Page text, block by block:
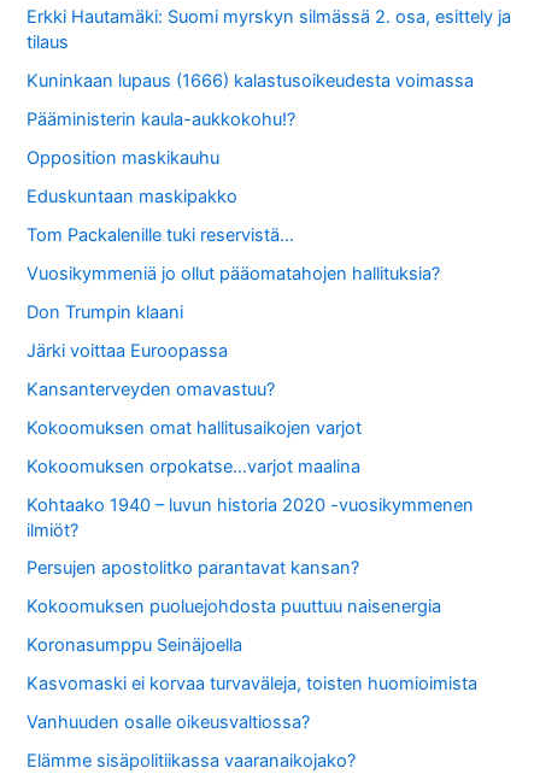
Erkki Hautamäki: Suomi myrskyn silmässä 2. osa, esittely ja
tilaus
Kuninkaan lupaus (1666) kalastusoikeudesta voimassa
Pääministerin kaula-aukkokohu!?
Opposition maskikauhu
Eduskuntaan maskipakko
Tom Packalenille tuki reservistä…
Vuosikymmeniä jo ollut pääomatahojen hallituksia?
Don Trumpin klaani
Järki voittaa Euroopassa
Kansanterveyden omavastuu?
Kokoomuksen omat hallitusaikojen varjot
Kokoomuksen orpokatse…varjot maalina
Kohtaako 1940 – luvun historia 2020 -vuosikymmenen
ilmiöt?
Persujen apostolitko parantavat kansan?
Kokoomuksen puoluejohdosta puuttuu naisenergia
Koronasumppu Seinäjoella
Kasvomaski ei korvaa turvaväleja, toisten huomioimista
Vanhuuden osalle oikeusvaltiossa?
Elämme sisäpolitiikassa vaaranaikojako?